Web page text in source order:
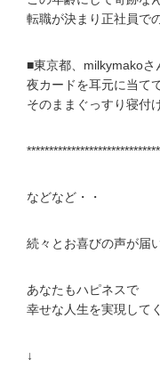
転職が決まり正社員で
■東京都、milkymakoさ
夜カードを耳元に当て
そのままぐっすり寝付
などなど・・
続々とお喜びの声が届
あなたもハピネスで
幸せな人生を実現して
↓